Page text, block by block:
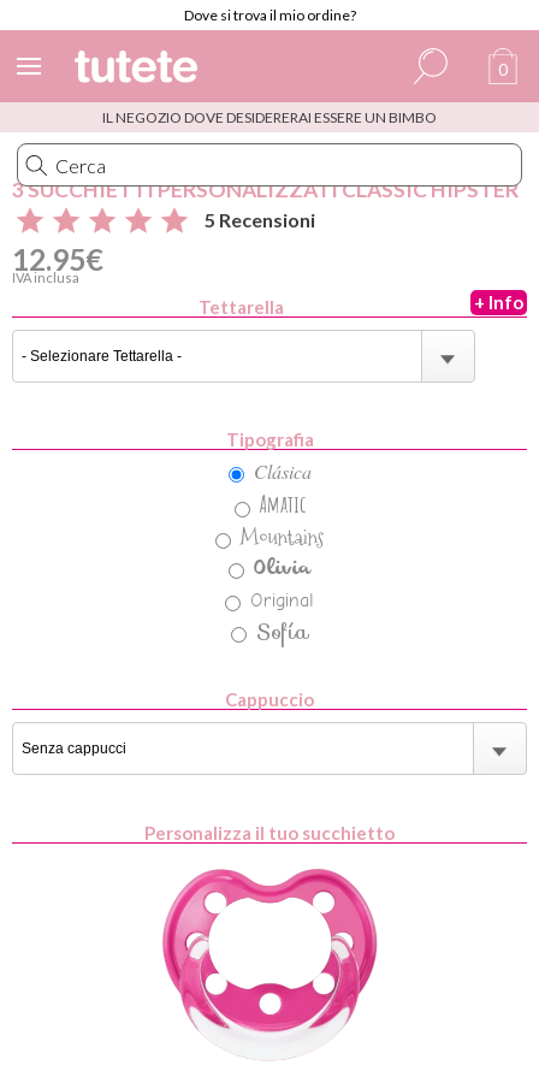
Dove si trova il mio ordine?
Spagnolo
Italiano
Inglese
Portoghese
0
IL NEGOZIO DOVE DESIDERERAI ESSERE UN BIMBO
3 SUCCHIETTI PERSONALIZZATI CLASSIC HIPSTER
5 Recensioni
12.95€
IVA inclusa
Tettarella + Info
Tipografia
Clásica
Amatic
Mountains
Olivia
Original
Sofía
Cappuccio
Personalizza il tuo succhietto